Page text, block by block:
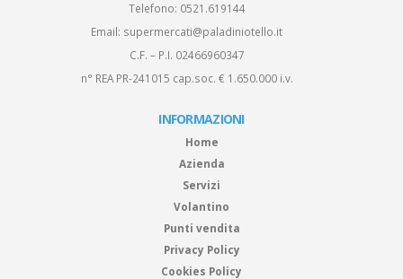
Telefono: 0521.619144
Email: supermercati@paladiniotello.it
C.F. – P.I. 02466960347
n° REA PR-241015 cap.soc. € 1.650.000 i.v.
INFORMAZIONI
Home
Azienda
Servizi
Volantino
Punti vendita
Privacy Policy
Cookies Policy